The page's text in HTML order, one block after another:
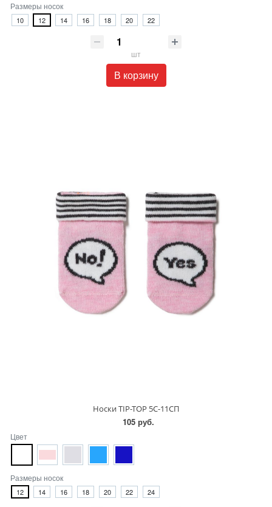
Размеры носок
10 12 14 16 18 20 22
шт
В корзину
Носки TIP-TOP 5С-11СП
105 руб.
Цвет
Размеры носок
12 14 16 18 20 22 24